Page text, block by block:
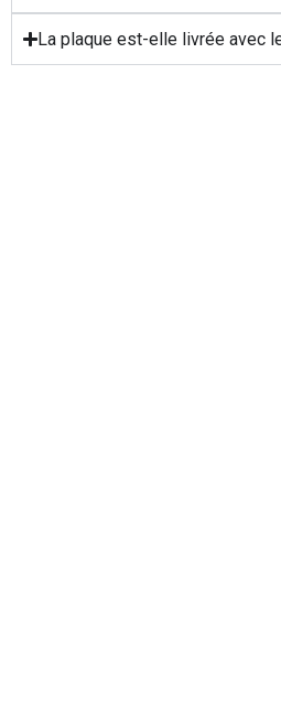
La plaque est-elle livrée avec